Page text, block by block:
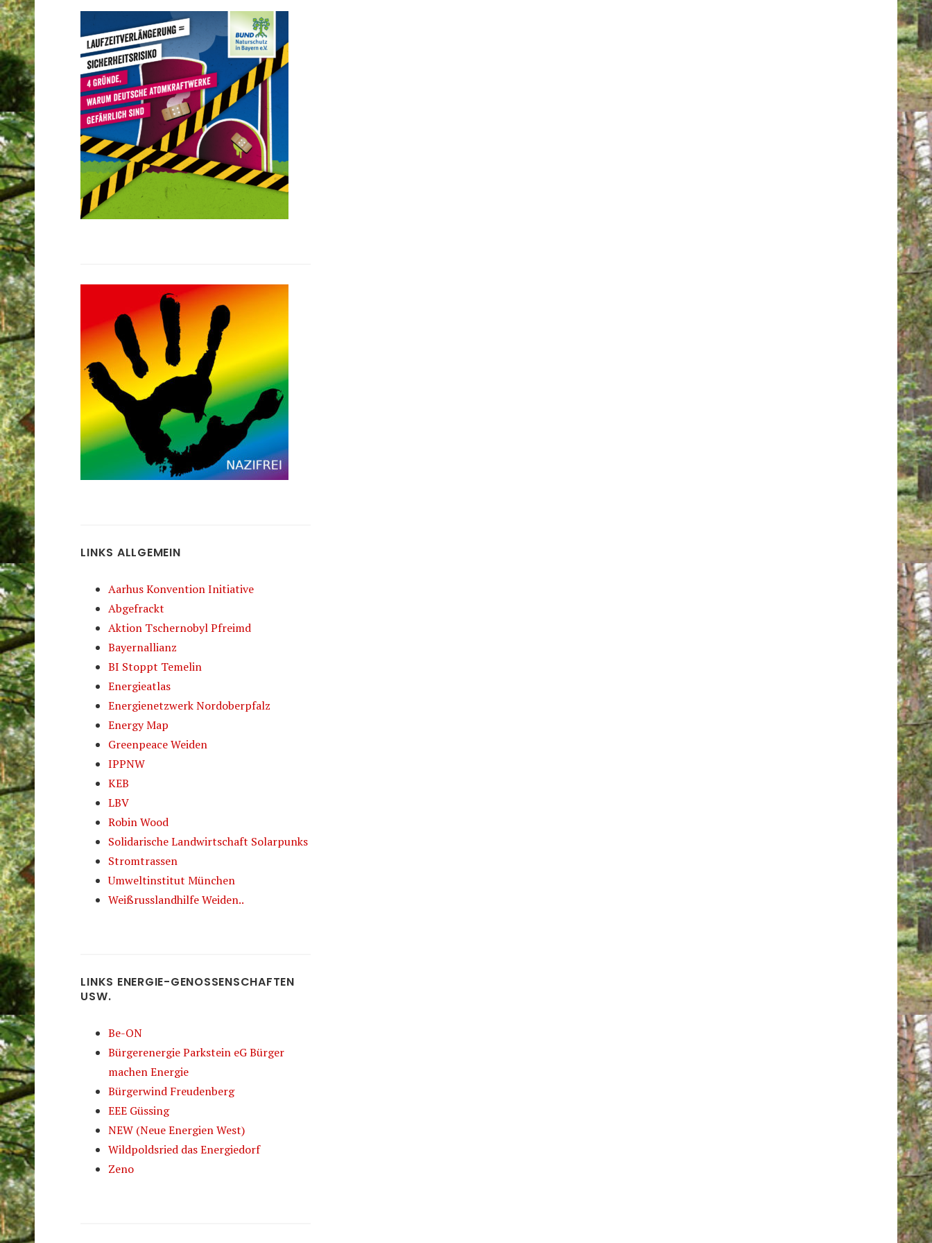
LINKS ALLGEMEIN
Aarhus Konvention Initiative
Abgefrackt
Aktion Tschernobyl Pfreimd
Bayernallianz
BI Stoppt Temelin
Energieatlas
Energienetzwerk Nordoberpfalz
Energy Map
Greenpeace Weiden
IPPNW
KEB
LBV
Robin Wood
Solidarische Landwirtschaft Solarpunks
Stromtrassen
Umweltinstitut München
Weißrusslandhilfe Weiden..
LINKS ENERGIE-GENOSSENSCHAFTEN
USW.
Be-ON
Bürgerenergie Parkstein eG Bürger
machen Energie
Bürgerwind Freudenberg
EEE Güssing
NEW (Neue Energien West)
Wildpoldsried das Energiedorf
Zeno